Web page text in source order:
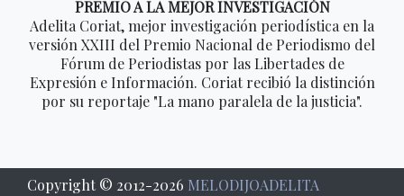
PREMIO A LA MEJOR INVESTIGACIÓN
Adelita Coriat, mejor investigación periodística en la
versión XXIII del Premio Nacional de Periodismo del
Fórum de Periodistas por las Libertades de
Expresión e Información. Coriat recibió la distinción
por su reportaje "La mano paralela de la justicia".
Copyright © 2012-2026 MELODIJOADELITA